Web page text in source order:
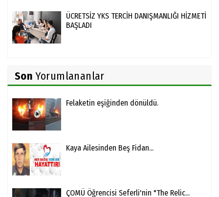
ÜCRETSİZ YKS TERCİH DANIŞMANLIĞI HİZMETİ
BAŞLADI
Son Yorumlananlar
Felaketin eşiğinden dönüldü.
Kaya Ailesinden Beş Fidan...
ÇOMÜ Öğrencisi Seferli'nin "The Relic...